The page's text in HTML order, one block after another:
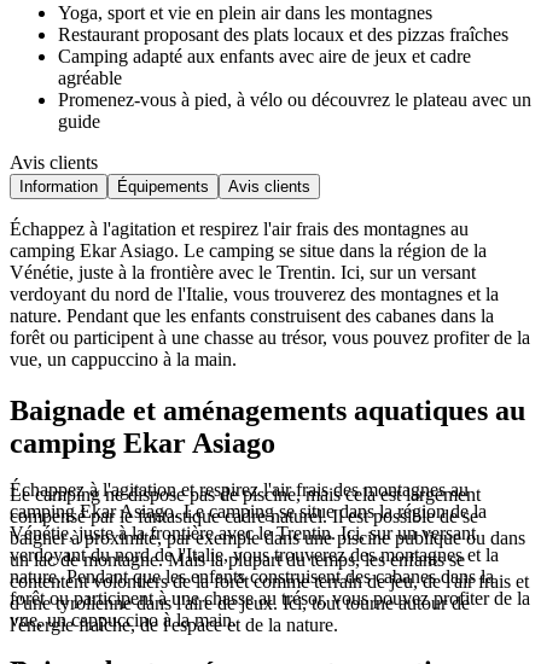
Yoga, sport et vie en plein air dans les montagnes
Restaurant proposant des plats locaux et des pizzas fraîches
Camping adapté aux enfants avec aire de jeux et cadre
agréable
Promenez-vous à pied, à vélo ou découvrez le plateau avec un
guide
Avis clients
Information Équipements Avis clients
Échappez à l'agitation et respirez l'air frais des montagnes au
camping Ekar Asiago. Le camping se situe dans la région de la
Vénétie, juste à la frontière avec le Trentin. Ici, sur un versant
verdoyant du nord de l'Italie, vous trouverez des montagnes et la
nature. Pendant que les enfants construisent des cabanes dans la
forêt ou participent à une chasse au trésor, vous pouvez profiter de la
vue, un cappuccino à la main.
Baignade et aménagements aquatiques au
camping Ekar Asiago
Le camping ne dispose pas de piscine, mais cela est largement
compensé par le fantastique cadre naturel. Il est possible de se
baigner à proximité, par exemple dans une piscine publique ou dans
un lac de montagne. Mais la plupart du temps, les enfants se
contentent volontiers de la forêt comme terrain de jeu, de l'air frais et
d'une tyrolienne dans l'aire de jeux. Ici, tout tourne autour de
l'énergie fraîche, de l'espace et de la nature.
Échappez à l'agitation et respirez l'air frais des montagnes au
camping Ekar Asiago. Le camping se situe dans la région de la
Vénétie, juste à la frontière avec le Trentin. Ici, sur un versant
verdoyant du nord de l'Italie, vous trouverez des montagnes et la
nature. Pendant que les enfants construisent des cabanes dans la
forêt ou participent à une chasse au trésor, vous pouvez profiter de la
vue, un cappuccino à la main.